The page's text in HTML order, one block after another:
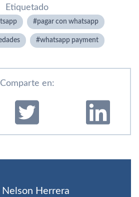
Etiquetado
pagar con whatsapp
whatsapp payment
Comparte en:
Nelson Herrera